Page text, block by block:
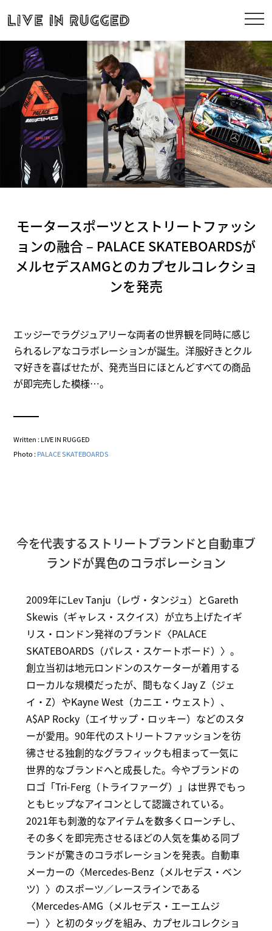
モータースポーツとストリートファッシ
ョンの融合 – PALACE SKATEBOARDSが
メルセデスAMGとのカプセルコレクショ
ンを発売
エッジーでラグジュアリーな両者の世界観を同時に感じ
られるレアなコラボレーションが誕生。洋服好きとクル
マ好きを喜ばせたが、発売当日にほとんどすべての商品
が即完売した模様…。
Written : LIVE IN RUGGED
Photo :PALACE SKATEBOARDS
今を代表するストリートブランドと自動車ブ
ランドが異色のコラボレーション
2009年にLev Tanju（レヴ・タンジュ）とGareth
Skewis（ギャレス・スクイス）が立ち上げたイギ
リス・ロンドン発祥のブランド〈PALACE
SKATEBOARDS（パレス・スケートボード）〉。
創立当初は地元ロンドンのスケーターが着用する
ローカルな規模だったが、間もなくJay Z（ジェ
イ・Z）やKayne West（カニエ・ウェスト）、
A$AP Rocky（エイサップ・ロッキー）などのスタ
ーが愛用。90年代のストリートファッションを彷
彿させる独創的なグラフィックも相まって一気に
世界的なブランドへと成長した。今やブランドの
ロゴ「Tri-Ferg（トライファーグ）」は世界でもっ
ともヒップなアイコンとして認識されている。
2021年も刺激的なアイテムを数多くローンチし、
その多くを即完売させるほどの人気を集める同ブ
ランドが驚きのコラボレーションを発表。自動車
メーカーの〈Mercedes-Benz（メルセデス・ベン
ツ）〉のスポーツ／レースラインである
〈Mercedes-AMG（メルセデス・エーエムジ
ー）〉と初のタッグを組み、カプセルコレクショ